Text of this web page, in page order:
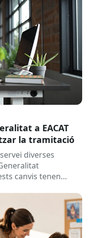
a la formació
del
adreçats a persones
el Consorci
a EACAT
la tramitació